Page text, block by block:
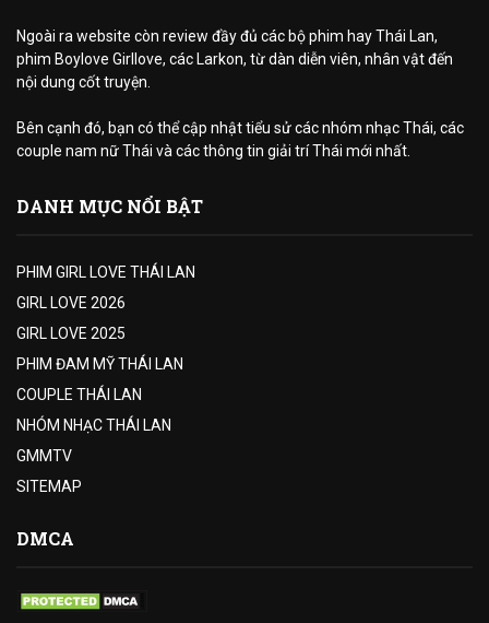
Ngoài ra website còn review đầy đủ các bộ phim hay Thái Lan,
phim Boylove Girllove, các Larkon, từ dàn diễn viên, nhân vật đến
nội dung cốt truyện.
Bên cạnh đó, bạn có thể cập nhật tiểu sử các nhóm nhạc Thái, các
couple nam nữ Thái và các thông tin giải trí Thái mới nhất.
DANH MỤC NỔI BẬT
PHIM GIRL LOVE THÁI LAN
GIRL LOVE 2026
GIRL LOVE 2025
PHIM ĐAM MỸ THÁI LAN
COUPLE THÁI LAN
NHÓM NHẠC THÁI LAN
GMMTV
SITEMAP
DMCA